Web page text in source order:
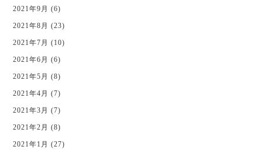
2021年9月 (6)
2021年8月 (23)
2021年7月 (10)
2021年6月 (6)
2021年5月 (8)
2021年4月 (7)
2021年3月 (7)
2021年2月 (8)
2021年1月 (27)